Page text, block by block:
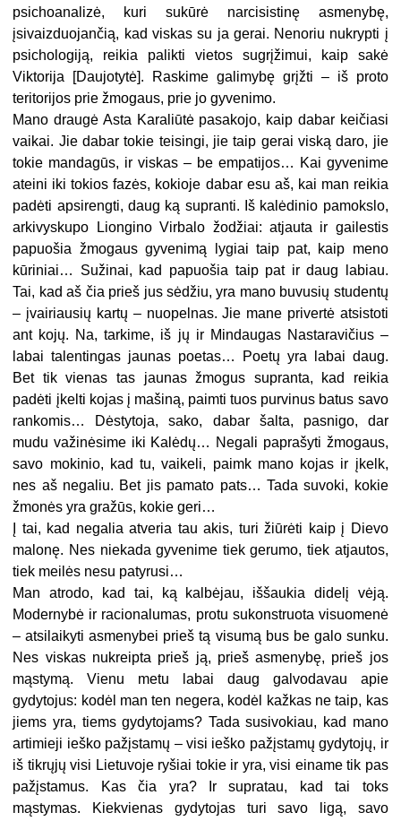
psichoanalizė, kuri sukūrė narcisistinę asmenybę,
įsivaizduojančią, kad viskas su ja gerai. Nenoriu nukrypti į
psichologiją, reikia palikti vietos sugrįžimui, kaip sakė
Viktorija [Daujotytė]. Raskime galimybę grįžti – iš proto
teritorijos prie žmogaus, prie jo gyvenimo.
Mano draugė Asta Karaliūtė pasakojo, kaip dabar keičiasi
vaikai. Jie dabar tokie teisingi, jie taip gerai viską daro, jie
tokie mandagūs, ir viskas – be empatijos… Kai gyvenime
ateini iki tokios fazės, kokioje dabar esu aš, kai man reikia
padėti apsirengti, daug ką supranti. Iš kalėdinio pamokslo,
arkivyskupo Liongino Virbalo žodžiai: atjauta ir gailestis
papuošia žmogaus gyvenimą lygiai taip pat, kaip meno
kūriniai… Sužinai, kad papuošia taip pat ir daug labiau.
Tai, kad aš čia prieš jus sėdžiu, yra mano buvusių studentų
– įvairiausių kartų – nuopelnas. Jie mane privertė atsistoti
ant kojų. Na, tarkime, iš jų ir Mindaugas Nastaravičius –
labai talentingas jaunas poetas… Poetų yra labai daug.
Bet tik vienas tas jaunas žmogus supranta, kad reikia
padėti įkelti kojas į mašiną, paimti tuos purvinus batus savo
rankomis… Dėstytoja, sako, dabar šalta, pasnigo, dar
mudu važinėsime iki Kalėdų… Negali paprašyti žmogaus,
savo mokinio, kad tu, vaikeli, paimk mano kojas ir įkelk,
nes aš negaliu. Bet jis pamato pats… Tada suvoki, kokie
žmonės yra gražūs, kokie geri…
Į tai, kad negalia atveria tau akis, turi žiūrėti kaip į Dievo
malonę. Nes niekada gyvenime tiek gerumo, tiek atjautos,
tiek meilės nesu patyrusi…
Man atrodo, kad tai, ką kalbėjau, iššaukia didelį vėją.
Modernybė ir racionalumas, protu sukonstruota visuomenė
– atsilaikyti asmenybei prieš tą visumą bus be galo sunku.
Nes viskas nukreipta prieš ją, prieš asmenybę, prieš jos
mąstymą. Vienu metu labai daug galvodavau apie
gydytojus: kodėl man ten negera, kodėl kažkas ne taip, kas
jiems yra, tiems gydytojams? Tada susivokiau, kad mano
artimieji ieško pažįstamų – visi ieško pažįstamų gydytojų, ir
iš tikrųjų visi Lietuvoje ryšiai tokie ir yra, visi einame tik pas
pažįstamus. Kas čia yra? Ir supratau, kad tai toks
mąstymas. Kiekvienas gydytojas turi savo ligą, savo